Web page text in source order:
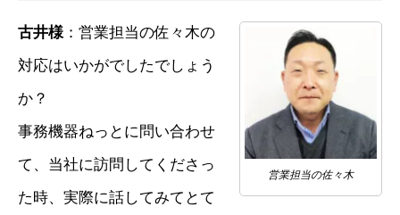
営業担当の佐々木
古井様：営業担当の佐々木の
対応はいかがでしたでしょう
か？
事務機器ねっとに問い合わせ
て、当社に訪問してくださっ
た時、実際に話してみてとて